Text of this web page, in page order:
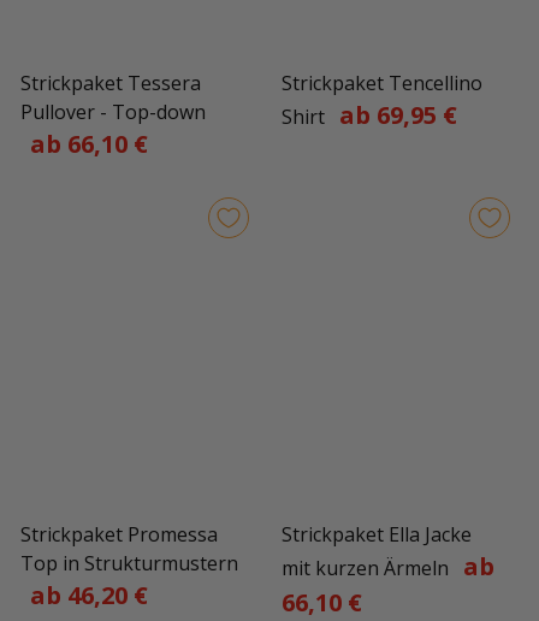
Strickpaket Tessera
Pullover - Top-down
ab 66,10 €
Strickpaket Tencellino
Shirt ab 69,95 €
Strickpaket Promessa
Top in Strukturmustern
ab 46,20 €
Strickpaket Ella Jacke
mit kurzen Ärmeln
ab
66,10 €